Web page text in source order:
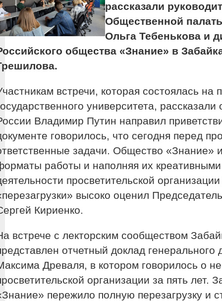
рассказали
Общественной
Ольга Тебенькова и
общества «Знание» в
встречи, которая состоялась на
университета,
Владимир Путин направил
говорилось, что сегодня перед
задачи. Общество «Знание»
работы и наполняя их
просветительской
высоко оценил
Кириенко.
встрече с лекторским сообществом
отчетный доклад
Древаля, в котором говорилось о
организации за пять лет.
пережило полную перезагрузку и